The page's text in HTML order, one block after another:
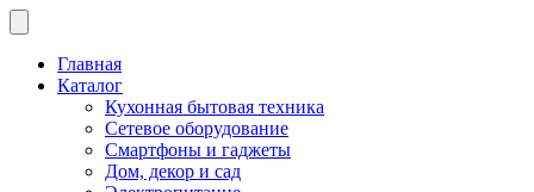
Главная
Каталог
Кухонная бытовая техника
Сетевое оборудование
Смартфоны и гаджеты
Дом, декор и сад